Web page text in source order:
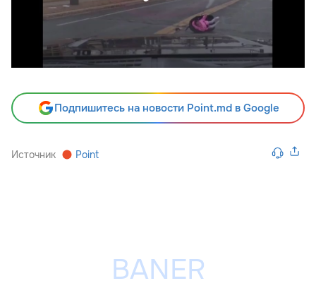
Подпишитесь на новости Point.md в Google
Источник Point